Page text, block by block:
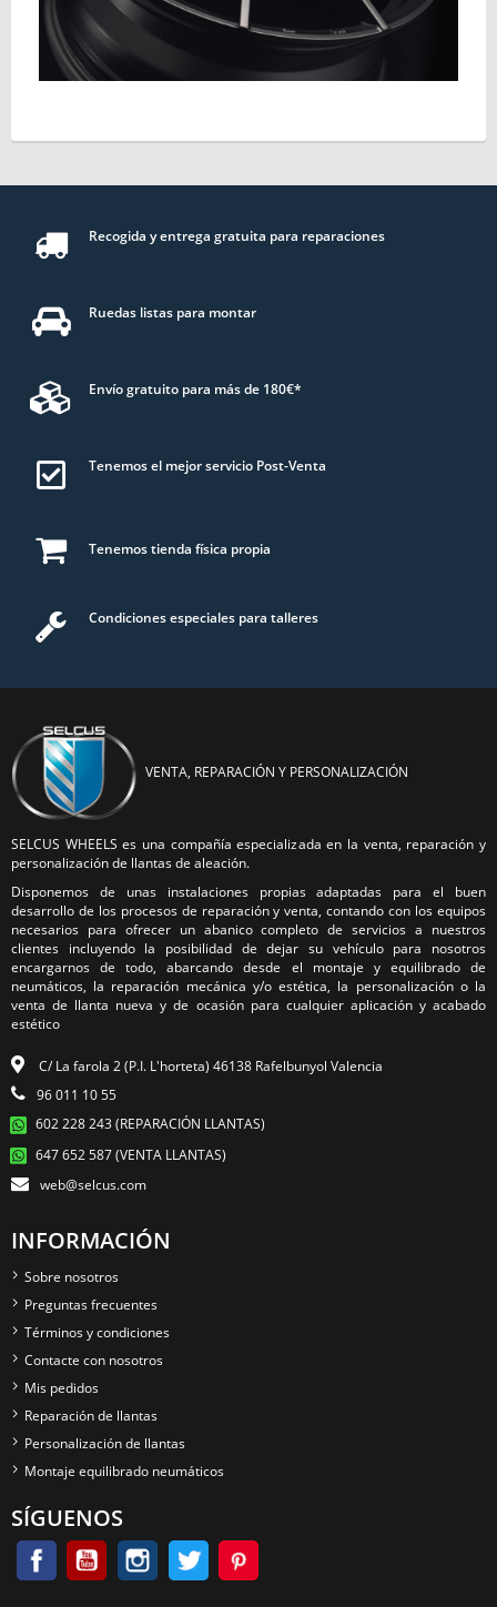
Recogida y entrega gratuita para reparaciones
Ruedas listas para montar
Envío gratuito para más de 180€*
Tenemos el mejor servicio Post-Venta
Tenemos tienda física propia
Condiciones especiales para talleres
VENTA, REPARACIÓN Y PERSONALIZACIÓN
SELCUS WHEELS es una compañía especializada en la venta, reparación y
personalización de llantas de aleación.
Disponemos de unas instalaciones propias adaptadas para el buen
desarrollo de los procesos de reparación y venta, contando con los equipos
necesarios para ofrecer un abanico completo de servicios a nuestros
clientes incluyendo la posibilidad de dejar su vehículo para nosotros
encargarnos de todo, abarcando desde el montaje y equilibrado de
neumáticos, la reparación mecánica y/o estética, la personalización o la
venta de llanta nueva y de ocasión para cualquier aplicación y acabado
estético
C/ La farola 2 (P.I. L'horteta) 46138 Rafelbunyol Valencia
96 011 10 55
602 228 243 (REPARACIÓN LLANTAS)
647 652 587 (VENTA LLANTAS)
web@selcus.com
INFORMACIÓN
Sobre nosotros
Preguntas frecuentes
Términos y condiciones
Contacte con nosotros
Mis pedidos
Reparación de llantas
Personalización de llantas
Montaje equilibrado neumáticos
SÍGUENOS